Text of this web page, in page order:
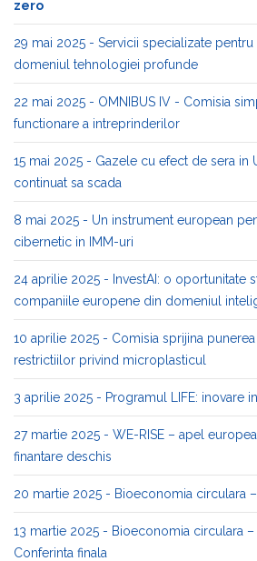
zero
29 mai 2025 - Servicii specializate
domeniul tehnologiei profunde
22 mai 2025 - OMNIBUS IV - Comisia
functionare a intreprinderilor
15 mai 2025 - Gazele cu efect de sera in
continuat sa scada
8 mai 2025 - Un instrument european
cibernetic in IMM-uri
24 aprilie 2025 - InvestAI: o oportunitate
companiile europene din domeniul
10 aprilie 2025 - Comisia sprijina
restrictiilor privind microplasticul
3 aprilie 2025 - Programul LIFE: inovare
27 martie 2025 - WE-RISE – apel
finantare deschis
20 martie 2025 - Bioeconomia circulara –
13 martie 2025 - Bioeconomia circulara
Conferinta finala